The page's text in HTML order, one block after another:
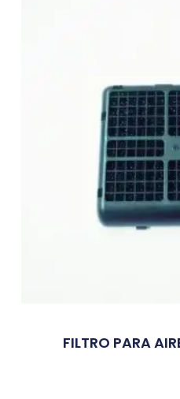
FILTRO PARA